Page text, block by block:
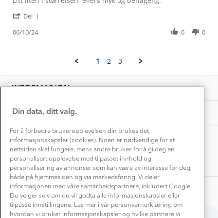
Elna
on
Lindland
trøye
Del
6
2024
06/10/24 0 0
1 2 3
INFORMASJON
Kundeklubb
Bedrift, barnehage og SFO
Presse
OM OSS
1% til samfunnet
Samarbeide med oss?
TIPS OG RÅD
Gravidklær
Hvordan velge riktig turtøy?
Store størrelser
Turmat oppskrifter
Beredskap
AKTIVITETER
Norgesferie 🇳🇴
Få turinspirasjon og tips her⛰
Overnatte utendørs⛺
Leirskole 🥾
Barnehageansatt
Tips til hyttetur
Din data, ditt valg.
For å forbedre brukeropplevelsen din brukes det
informasjonskapsler (cookies). Noen er nødvendige for at
nettsiden skal fungere, mens andre brukes for å gi deg en
personalisert opplevelse med tilpasset innhold og
personalisering av annonser som kan være av interesse for deg,
både på hjemmesiden og via markedsføring. Vi deler
informasjonen med våre samarbeidspartnere, inkludert Google.
Du velger selv om du vil godta alle informasjonskapsler eller
tilpasse innstillingene. Les mer i vår personvernerklæring om
hvordan vi bruker informasjonskapsler og hvilke partnere vi